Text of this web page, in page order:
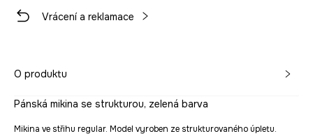
Vrácení a reklamace
O produktu
Pánská mikina se strukturou, zelená barva
Mikina ve střihu regular. Model vyroben ze strukturovaného úpletu.